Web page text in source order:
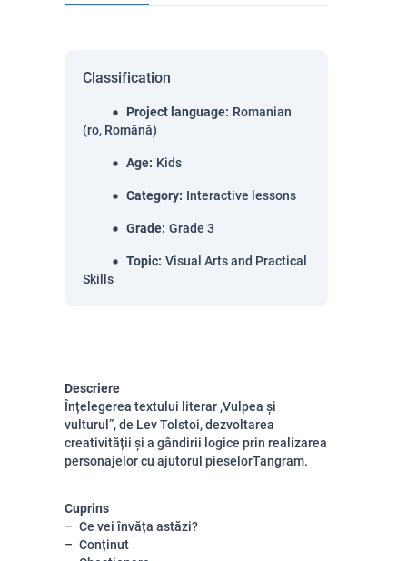
Classification
Project language: Romanian
(ro, Română)
Age: Kids
Category: Interactive lessons
Grade: Grade 3
Topic: Visual Arts and Practical
Skills
Descriere
Înțelegerea textului literar ,Vulpea și
vulturul”, de Lev Tolstoi, dezvoltarea
creativității și a gândirii logice prin realizarea
personajelor cu ajutorul pieselorTangram.
Cuprins
Ce vei învăța astăzi?
Conținut